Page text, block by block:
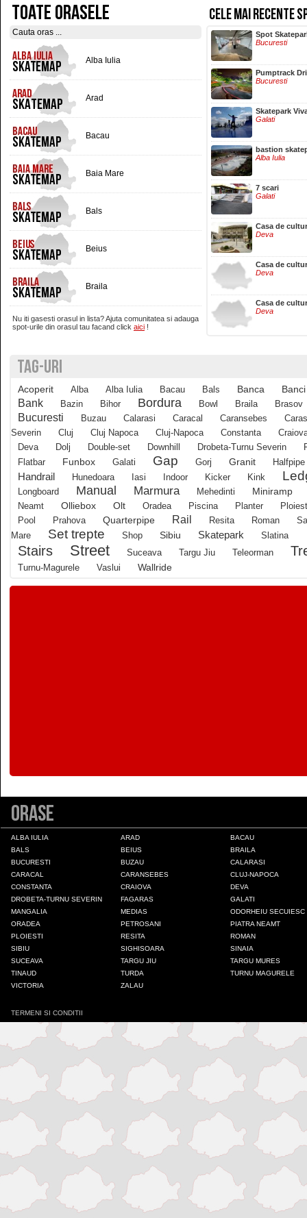
TOATE ORASELE
Alba Iulia
Arad
Bacau
Baia Mare
Bals
Beius
Braila
Brasov
Buzau
Calarasi
Calimanesti
Caransebes
Cluj-Napoca
Draganesti-Olt
Odorheiu Secuiesc
Onesti
Oradea
Petrosani
Piatra Neamt
Nu iti gasesti orasul in lista? Ajuta comunitatea si adauga
spot-urile din orasul tau facand click aici !
CELE MAI RECENTE
Hala Centrala
Iasi
Spot
Bucuresti
Pumptrack
Bucuresti
Skatepark
Galati
bastion
Alba Iulia
7 scari
Galati
Casa de
Deva
Casa de
Deva
Casa de
Deva
TAG-URI
Acoperit Alba Alba Iulia Bacau Bals Banca Banci
Bank Bazin Bihor Bordura Bowl Braila Brasov
Bucuresti Buzau Calarasi Caracal Caransebes
Severin
Cluj Cluj Napoca Cluj-Napoca Constanta
Deva
Dolj Double-set Downhill Drobeta-Turnu Severin
Flatbar
Funbox Galati Gap Gorj Granit Halfpipe
Handrail Hunedoara Iasi Indoor Kicker Kink
Longboard Manual Marmura Mehedinti
Miniramp
Neamt
Olliebox Olt Oradea Piscina Planter
Pool
Prahova Quarterpipe Rail Resita Roman
Mare
Set trepte Shop Sibiu Skatepark Slatina
Stairs Street Suceava Targu Jiu Teleorman
Turnu-Magurele Vaslui Wallride
Orase
ALBA IULIA ARAD
BACAU
BALS
BEIUS
BRAILA
BUCURESTI
BUZAU
CALARASI
CARACAL
CARANSEBES
CLUJ-NAPOCA
CONSTANTA
CRAIOVA
DEVA
DROBETA-TURNU SEVERIN
FAGARAS
GALATI
MANGALIA
MEDIAS
ODORHEIU SECUIESC
ORADEA
PETROSANI
PIATRA NEAMT
PLOIESTI
RESITA
ROMAN
SIBIU
SIGHISOARA
SINAIA
SUCEAVA
TARGU JIU
TARGU MURES
TINAUD
TURDA
TURNU MAGURELE
VICTORIA
ZALAU
TERMENI SI CONDITII